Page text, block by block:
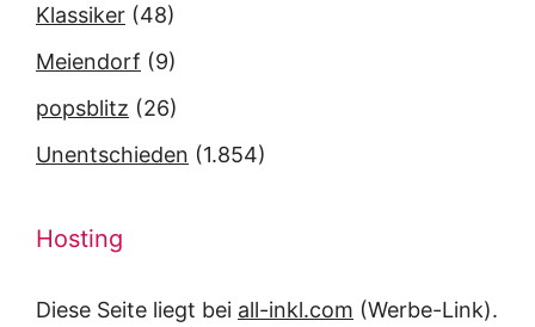
Klassiker (48)
Meiendorf (9)
popsblitz (26)
Unentschieden (1.854)
Hosting
Diese Seite liegt bei all-inkl.com (Werbe-Link).